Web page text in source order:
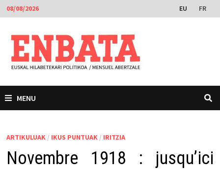
Skip
to
content
08/08/2026 EU FR
MENU
ARTIKULUAK / IKUS PUNTUAK / IRITZIA
Novembre 1918 : jusqu’ici